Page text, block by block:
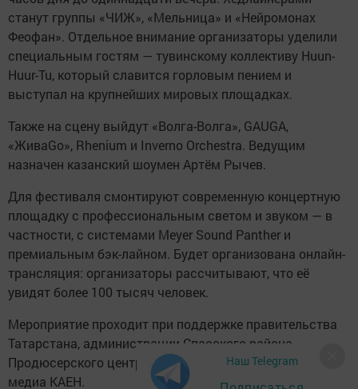
станут группы «ЧИЖ», «Мельница» и «Нейромонах
Феофан». Отдельное внимание организаторы уделили
специальным гостям — тувинскому коллективу Huun-
Huur-Tu, который славится горловым пением и
выступал на крупнейших мировых площадках.
Также на сцену выйдут «Волга-Волга», GAUGA,
«ЖиваGо», Rhenium и Inverno Orchestra. Ведущим
назначен казанский шоумен Артём Рычев.
Для фестиваля смонтируют современную концертную
площадку с профессиональным светом и звуком — в
частности, с системами Meyer Sound Panther и
премиальным бэк-лайном. Будет организована онлайн-
трансляция: организаторы рассчитывают, что её
увидят более 100 тысяч человек.
Мероприятие проходит при поддержке правительства
Татарстана, администрации Спасского района,
Продюсерского центра Big Twin Music и молодёжного
медиа КАЕН.
Наш Telegram